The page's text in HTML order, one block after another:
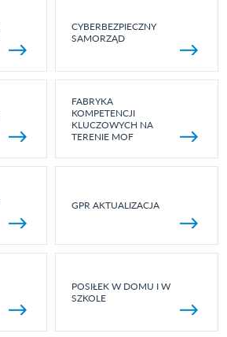
CYBERBEZPIECZNY
SAMORZĄD
FABRYKA
KOMPETENCJI
KLUCZOWYCH NA
TERENIE MOF
GPR AKTUALIZACJA
POSIŁEK W DOMU I W
SZKOLE